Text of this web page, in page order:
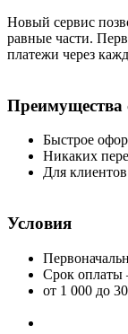
Новый сервис
равные части.
платежи через
Преимущества
Быстрое
Никаких
Для
Условия
Срок оплаты
от 1 000 до